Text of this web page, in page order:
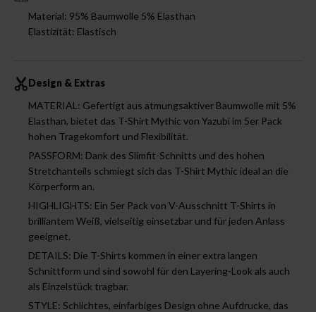
Material: 95% Baumwolle 5% Elasthan
Elastizität: Elastisch
Design & Extras
MATERIAL: Gefertigt aus atmungsaktiver Baumwolle mit 5%
Elasthan, bietet das T-Shirt Mythic von Yazubi im 5er Pack
hohen Tragekomfort und Flexibilität.
PASSFORM: Dank des Slimfit-Schnitts und des hohen
Stretchanteils schmiegt sich das T-Shirt Mythic ideal an die
Körperform an.
HIGHLIGHTS: Ein 5er Pack von V-Ausschnitt T-Shirts in
brilliantem Weiß, vielseitig einsetzbar und für jeden Anlass
geeignet.
DETAILS: Die T-Shirts kommen in einer extra langen
Schnittform und sind sowohl für den Layering-Look als auch
als Einzelstück tragbar.
STYLE: Schlichtes, einfarbiges Design ohne Aufdrucke, das